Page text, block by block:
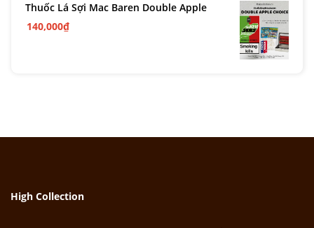
Thuốc Lá Sợi Mac Baren Double Apple
140,000₫
High Collection